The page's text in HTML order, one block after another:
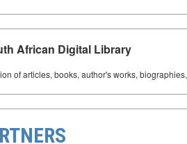
African Digital Library
of articles, books, author's works,